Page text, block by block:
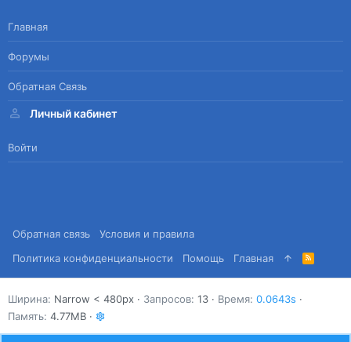
Главная
Форумы
Обратная Связь
Личный кабинет
Войти
Обратная связь
Условия и правила
Политика конфиденциальности
Помощь Главная
R
S
S
Ширина Запросов 13 Время 0.0643s
Память 4.77MB